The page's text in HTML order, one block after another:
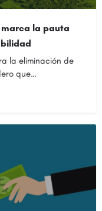
marca la pauta
la eliminación de
que…